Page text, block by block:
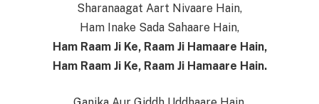
Sharanaagat Aart Nivaare Hain,
Ham Inake Sada Sahaare Hain,
Ham Raam Ji Ke, Raam Ji Hamaare Hain,
Ham Raam Ji Ke, Raam Ji Hamaare Hain.